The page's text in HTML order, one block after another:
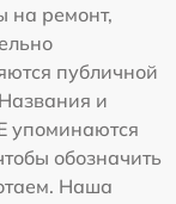
на ремонт,
публичной
и
упоминаются
обозначить
Наша